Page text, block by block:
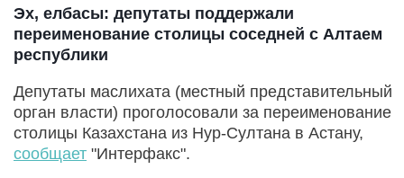
Эх, елбасы: депутаты поддержали
переименование столицы соседней с Алтаем
республики
Депутаты маслихата (местный представительный
орган власти) проголосовали за переименование
столицы Казахстана из Нур-Султана в Астану,
сообщает "Интерфакс".